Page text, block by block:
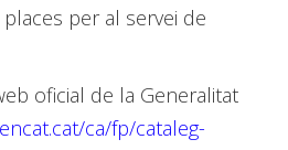
per al servei de
oficial de la Generalitat
ca/fp/cataleg-